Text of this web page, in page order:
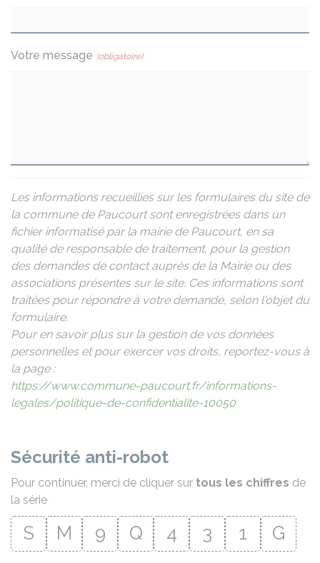
Votre message (obligatoire)
Les informations recueillies sur les formulaires du site de
la commune de Paucourt sont enregistrées dans un
fichier informatisé par la mairie de Paucourt, en sa
qualité de responsable de traitement, pour la gestion
des demandes de contact auprès de la Mairie ou des
associations présentes sur le site. Ces informations sont
traitées pour répondre à votre demande, selon l'objet du
formulaire.
Pour en savoir plus sur la gestion de vos données
personnelles et pour exercer vos droits, reportez-vous à
la page :
https://www.commune-paucourt.fr/informations-
legales/politique-de-confidentialite-10050
Sécurité anti-robot
Pour continuer, merci de cliquer sur tous les chiffres de
la série
S M 9 Q 4 3 1 G